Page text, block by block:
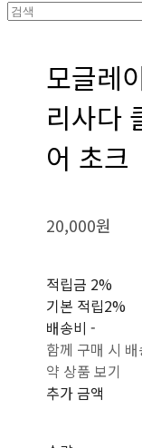
모글레
리사다
어 초크
20,000원
적립금 2%
기본 적립2%
배송비-
함께 구매 시
약 상품 보기
추가 금액